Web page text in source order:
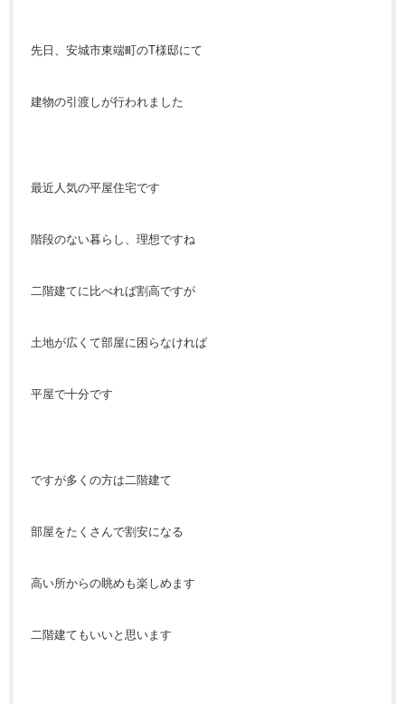
先日、安城市東端町のT様邸にて
建物の引渡しが行われました
最近人気の平屋住宅です
階段のない暮らし、理想ですね
二階建てに比べれば割高ですが
土地が広くて部屋に困らなければ
平屋で十分です
ですが多くの方は二階建て
部屋をたくさんで割安になる
高い所からの眺めも楽しめます
二階建てもいいと思います